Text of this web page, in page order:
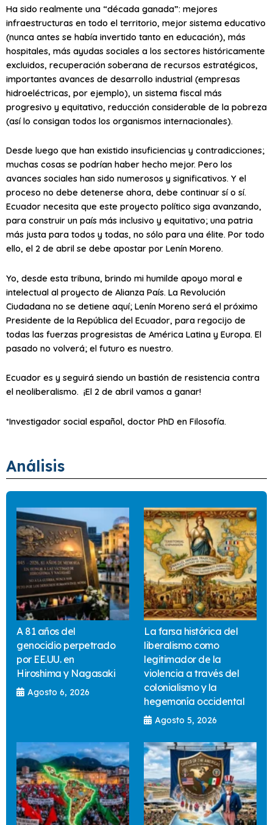
Ha sido realmente una “década ganada”: mejores
infraestructuras en todo el territorio, mejor sistema educativo
(nunca antes se había invertido tanto en educación), más
hospitales, más ayudas sociales a los sectores históricamente
excluidos, recuperación soberana de recursos estratégicos,
importantes avances de desarrollo industrial (empresas
hidroeléctricas, por ejemplo), un sistema fiscal más
progresivo y equitativo, reducción considerable de la pobreza
(así lo consigan todos los organismos internacionales).
Desde luego que han existido insuficiencias y contradicciones;
muchas cosas se podrían haber hecho mejor. Pero los
avances sociales han sido numerosos y significativos. Y el
proceso no debe detenerse ahora, debe continuar sí o sí.
Ecuador necesita que este proyecto político siga avanzando,
para construir un país más inclusivo y equitativo; una patria
más justa para todos y todas, no sólo para una élite. Por todo
ello, el 2 de abril se debe apostar por Lenín Moreno.
Yo, desde esta tribuna, brindo mi humilde apoyo moral e
intelectual al proyecto de Alianza País. La Revolución
Ciudadana no se detiene aquí; Lenín Moreno será el próximo
Presidente de la República del Ecuador, para regocijo de
todas las fuerzas progresistas de América Latina y Europa. El
pasado no volverá; el futuro es nuestro.
Ecuador es y seguirá siendo un bastión de resistencia contra
el neoliberalismo. ¡El 2 de abril vamos a ganar!
*Investigador social español, doctor PhD en Filosofía.
Análisis
A 81 años del
genocidio perpetrado
por EE.UU. en
Hiroshima y Nagasaki
Agosto 6, 2026
La farsa histórica del
liberalismo como
legitimador de la
violencia a través del
colonialismo y la
hegemonía occidental
Agosto 5, 2026